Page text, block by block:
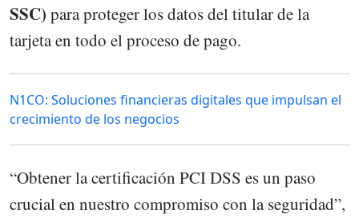
SSC) para proteger los datos del titular de la
tarjeta en todo el proceso de pago.
N1CO: Soluciones financieras digitales que impulsan el
crecimiento de los negocios
“Obtener la certificación PCI DSS es un paso
crucial en nuestro compromiso con la seguridad”,